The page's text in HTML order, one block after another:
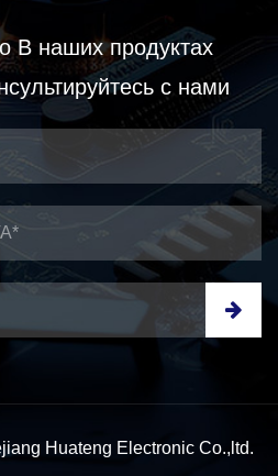
В наших продуктах
с нами
Huateng Electronic Co.,ltd.